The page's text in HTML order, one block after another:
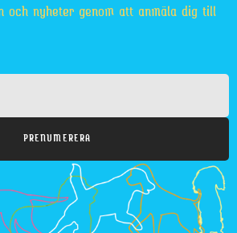
och nyheter genom att anmäla dig till
PRENUMERERA